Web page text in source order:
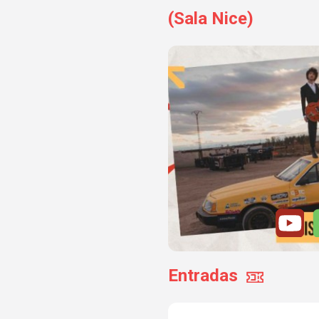
(Sala Nice)
Entradas